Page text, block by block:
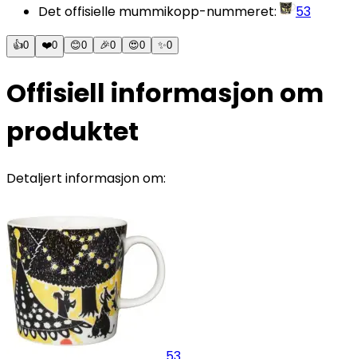
Det offisielle mummikopp-nummeret: 53
👍0 ❤️0 😊0 🎉0 😍0 ✨0
Offisiell informasjon om
produktet
Detaljert informasjon om: